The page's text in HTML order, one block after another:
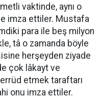
vaktinde, aynı o
imza ettiler. Mustafa
para ile beş milyon
tâ o zamanda böyle
herşeyden ziyade
çok lâkayt ve
etmek taraftarı
onu imza ettiler.